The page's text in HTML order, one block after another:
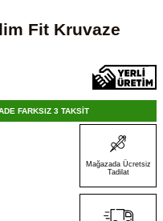
Fit Kruvaze
FARKSIZ 3 TAKSİT
Mağazada Ücretsiz
Tadilat